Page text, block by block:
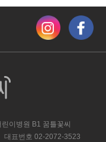
이병원 ​B1 꿈틀꽃씨
대표번호 02-2072-3523